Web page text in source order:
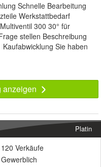
Schnelle Bearbeitung
Werkstattbedarf
300 30° für
stellen Beschreibung
Kaufabwicklung Sie haben
anzeigen
Platin
120 Verkäufe
Gewerblich